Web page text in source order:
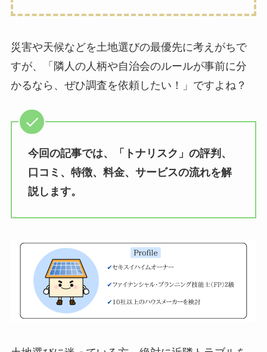
災害や天候などを土地選びの最優先に考えがちで
すが、「隣人の人柄や自治会のルールが事前に分
かるなら、ぜひ調査を依頼したい！」ですよね？
今回の記事では、「トナリスク」の評判、
口コミ、特徴、料金、サービスの流れを解
説します。